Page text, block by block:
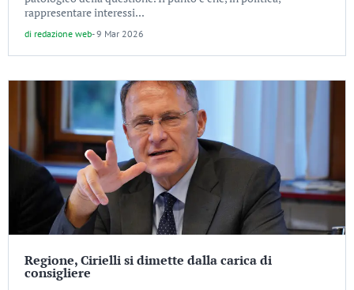
rappresentare interessi...
di redazione web-9 Mar 2026
Regione, Cirielli si dimette dalla carica di
consigliere